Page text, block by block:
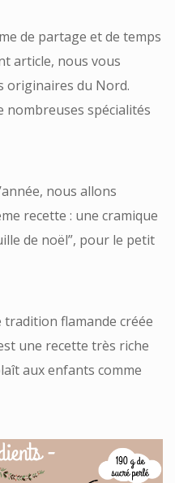
de partage et de temps
article, nous vous
originaires du Nord.
spécialités
nous allons
recette : une cramique
de noël”, pour le petit
tradition flamande créée
une recette très riche
aux enfants comme